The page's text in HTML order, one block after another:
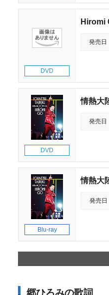
DVD
Hiromi
発売日
DVD
情熱大
発売日
Blu-ray
情熱大
発売日
郷ひろみの歌詞